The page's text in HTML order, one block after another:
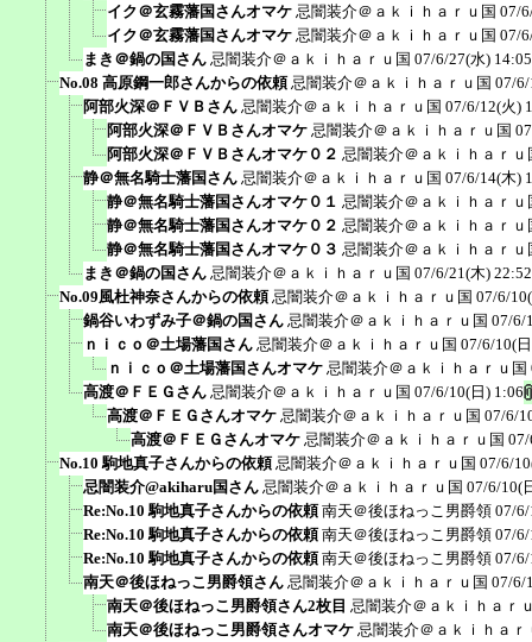
イク＠玄霧藩国さんオマケ 忌闇装介＠ａｋｉｈａｒｕ国 07/
イク＠玄霧藩国さんオマケ 忌闇装介＠ａｋｉｈａｒｕ国 07/
まき＠鍋の国さん 忌闇装介＠ａｋｉｈａｒｕ国 07/6/27(水) 14:05
No.08 高原鋼一郎さんからの依頼 忌闇装介＠ａｋｉｈａｒｕ国 07/
阿部火深＠ＦＶＢさん 忌闇装介＠ａｋｉｈａｒｕ国 07/6/12(火)
阿部火深＠ＦＶＢさんオマケ 忌闇装介＠ａｋｉｈａｒｕ国
阿部火深＠ＦＶＢさんオマケ０２ 忌闇装介＠ａｋｉｈａｒｕ
静＠無名騎士藩国さん 忌闇装介＠ａｋｉｈａｒｕ国 07/6/14(木)
静＠無名騎士藩国さんオマケ０１ 忌闇装介＠ａｋｉｈａｒｕ
静＠無名騎士藩国さんオマケ０２ 忌闇装介＠ａｋｉｈａｒｕ
静＠無名騎士藩国さんオマケ０３ 忌闇装介＠ａｋｉｈａｒｕ
まき＠鍋の国さん 忌闇装介＠ａｋｉｈａｒｕ国 07/6/21(木) 22:52
No.09風杜神奈さんからの依頼 忌闇装介＠ａｋｉｈａｒｕ国 07/6/
鍋谷いわずみ子＠鍋の国さん 忌闇装介＠ａｋｉｈａｒｕ国 07/6/
ｎｉｃｏ＠土場藩国さん 忌闇装介＠ａｋｉｈａｒｕ国 07/6/10(
ｎｉｃｏ＠土場藩国さんオマケ 忌闇装介＠ａｋｉｈａｒｕ国
高渡＠ＦＥＧさん 忌闇装介＠ａｋｉｈａｒｕ国 07/6/10(日) 1:06
高渡＠ＦＥＧさんオマケ 忌闇装介＠ａｋｉｈａｒｕ国 07/6/
高渡＠ＦＥＧさんオマケ 忌闇装介＠ａｋｉｈａｒｕ国
No.10 駒地真子さんからの依頼 忌闇装介＠ａｋｉｈａｒｕ国 07/6/
忌闇装介@akiharu国さん 忌闇装介＠ａｋｉｈａｒｕ国 07/6/10(
Re:No.10 駒地真子さんからの依頼 南天＠後ほねっこ男爵領 07/
Re:No.10 駒地真子さんからの依頼 南天＠後ほねっこ男爵領 07/
Re:No.10 駒地真子さんからの依頼 南天＠後ほねっこ男爵領 07/
南天＠後ほねっこ男爵領さん 忌闇装介＠ａｋｉｈａｒｕ国 07/6/
南天＠後ほねっこ男爵領さん2枚目 忌闇装介＠ａｋｉｈａｒ
南天＠後ほねっこ男爵領さんオマケ 忌闇装介＠ａｋｉｈａｒ